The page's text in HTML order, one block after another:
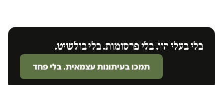
בלי בעלי הון. בלי פרסומות. בלי בולשיט.
תמכו בעיתונות עצמאית. בלי פחד